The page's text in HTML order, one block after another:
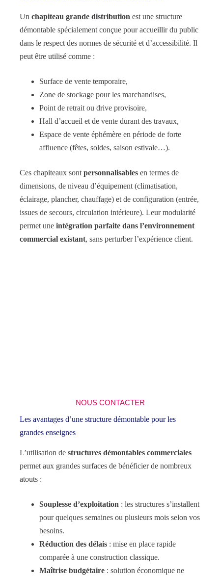
Un chapiteau grande distribution est une structure
démontable spécialement conçue pour accueillir du public
dans le respect des normes de sécurité et d’accessibilité. Il
peut être utilisé comme :
Surface de vente temporaire,
Zone de stockage pour les marchandises,
Point de retrait ou drive provisoire,
Hall d’accueil et de vente durant des travaux,
Espace de vente éphémère en période de forte
affluence (fêtes, soldes, saison estivale…).
Ces chapiteaux sont personnalisables en termes de
dimensions, de niveau d’équipement (climatisation,
éclairage, plancher, chauffage) et de configuration (entrée,
issues de secours, circulation intérieure). Leur modularité
permet une intégration parfaite dans l’environnement
commercial existant, sans perturber l’expérience client.
NOUS CONTACTER
Les avantages d’une structure démontable pour les
grandes enseignes
L’utilisation de structures démontables commerciales
permet aux grandes surfaces de bénéficier de nombreux
atouts :
Souplesse d’exploitation : les structures s’installent
pour quelques semaines ou plusieurs mois selon vos
besoins.
Réduction des délais : mise en place rapide
comparée à une construction classique.
Maîtrise budgétaire : solution économique ne